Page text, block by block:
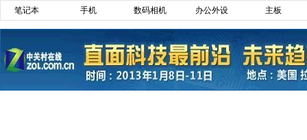
笔记本 手机 数码相机 办公外设 主板